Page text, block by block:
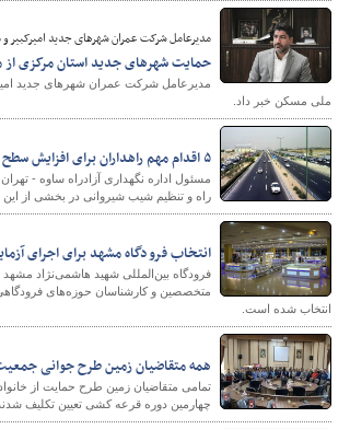
مدیرعامل شرکت عمران شهرهای جدید امیرکبیر و
حمایت شهرهای جدید استان مرکزی از
ملی مسکن خبر داد.
۵ اقدام مهم راهداران برای افزایش سطح ایمنی آزادراه ساوه - تهران
راه و تنظیم شیب شیروانی در بخشی از این
انتخاب فرودگاه مشهد برای اجرای
فرودگاه بین‌المللی شهید هاشمی‌نژاد
متخصصین و کارشناسان حوزه‌های
انتخاب شده است.
همه متقاضیان زمین طرح جوانی
تمامی متقاضیان زمین طرح حمایت از
چهارمین دوره قرعه کشی تعیین تکلیف